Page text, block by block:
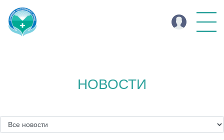
НОВОСТИ